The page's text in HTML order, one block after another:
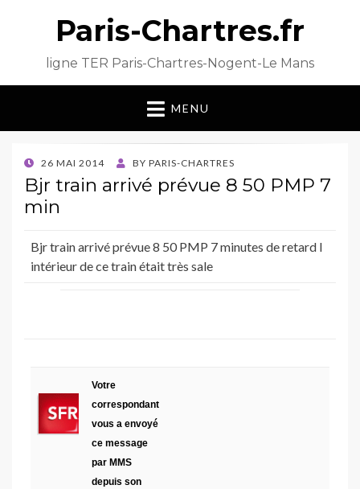
Paris-Chartres.fr
ligne TER Paris-Chartres-Nogent-Le Mans
MENU
POSTED
ON
26 MAI 2014 BY PARIS-CHARTRES
Bjr train arrivé prévue 8 50 PMP 7
min
Bjr train arrivé prévue 8 50 PMP 7 minutes de retard l
intérieur de ce train était très sale
Votre
correspondant
vous a envoyé
ce message
par MMS
depuis son